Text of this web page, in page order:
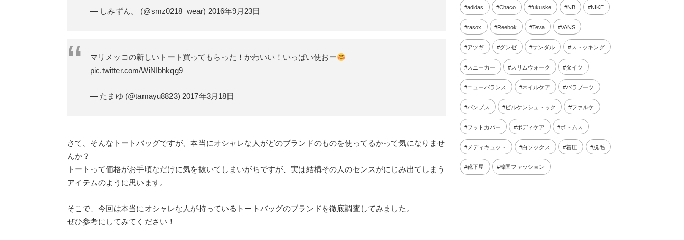
— しみずん。 (@smz0218_wear) 2016年9月23日
マリメッコの新しいトート買ってもらった！かわいい！いっぱい使おー
pic.twitter.com/WiNIbhkqg9
— たまゆ (@tamayu8823) 2017年3月18日
さて、そんなトートバッグですが、本当にオシャレな人がどのブランドのものを使ってるかって気になりませ
んか？
トートって価格がお手頃なだけに気を抜いてしまいがちですが、実は結構その人のセンスがにじみ出てしまう
アイテムのように思います。
そこで、今回は本当にオシャレな人が持っているトートバッグのブランドを徹底調査してみました。
ぜひ参考にしてみてください！
adidas Chaco fukuske NB NIKE
rasox Reebok Teva VANS
アツギ グンゼ サンダル ストッキング
スニーカー スリムウォーク タイツ
ニューバランス ネイルケア パラブーツ
パンプス ビルケンシュトック ファルケ
フットカバー ボディケア ボトムス
メディキュット 白ソックス 着圧 脱毛
靴下屋 韓国ファッション